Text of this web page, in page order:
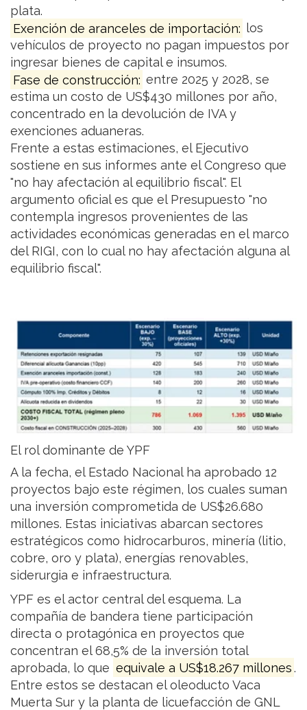
plata.
Exención de aranceles de importación: los
vehículos de proyecto no pagan impuestos por
ingresar bienes de capital e insumos.
Fase de construcción: entre 2025 y 2028, se
estima un costo de US$430 millones por año,
concentrado en la devolución de IVA y
exenciones aduaneras.
Frente a estas estimaciones, el Ejecutivo
sostiene en sus informes ante el Congreso que
"no hay afectación al equilibrio fiscal". El
argumento oficial es que el Presupuesto "no
contempla ingresos provenientes de las
actividades económicas generadas en el marco
del RIGI, con lo cual no hay afectación alguna al
equilibrio fiscal".
El rol dominante de YPF
A la fecha, el Estado Nacional ha aprobado 12
proyectos bajo este régimen, los cuales suman
una inversión comprometida de US$26.680
millones. Estas iniciativas abarcan sectores
estratégicos como hidrocarburos, minería (litio,
cobre, oro y plata), energías renovables,
siderurgia e infraestructura.
YPF es el actor central del esquema. La
compañía de bandera tiene participación
directa o protagónica en proyectos que
concentran el 68,5% de la inversión total
aprobada, lo que equivale a US$18.267 millones.
Entre estos se destacan el oleoducto Vaca
Muerta Sur y la planta de licuefacción de GNL